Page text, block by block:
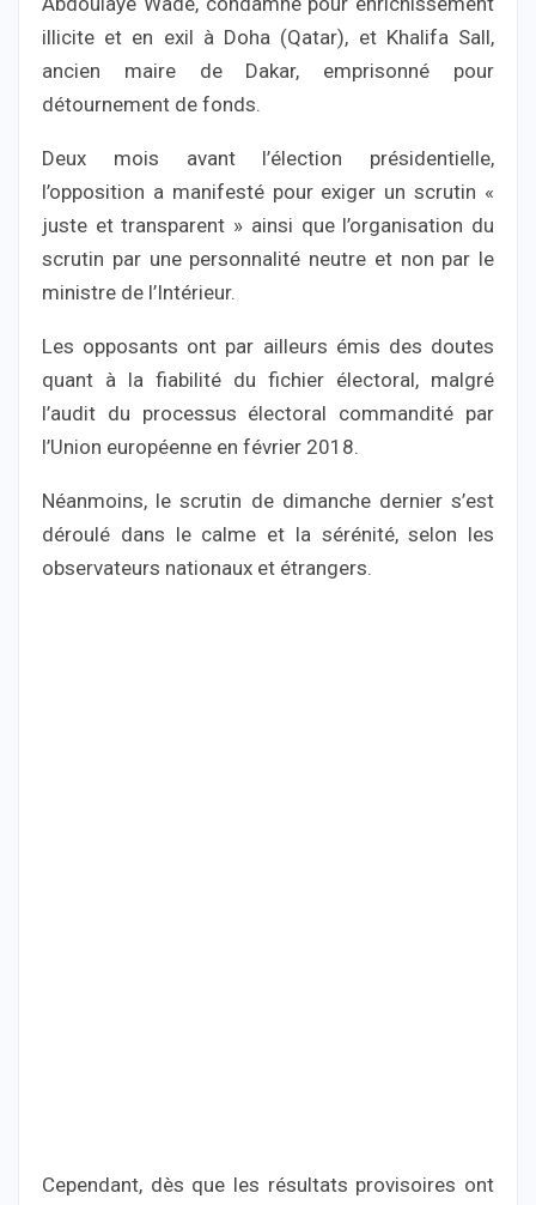
illicite et en exil à Doha (Qatar), et Khalifa Sall,
ancien maire de Dakar, emprisonné pour
détournement de fonds.
Deux mois avant l’élection présidentielle,
l’opposition a manifesté pour exiger un scrutin «
juste et transparent » ainsi que l’organisation du
scrutin par une personnalité neutre et non par le
ministre de l’Intérieur.
Les opposants ont par ailleurs émis des doutes
quant à la fiabilité du fichier électoral, malgré
l’audit du processus électoral commandité par
l’Union européenne en février 2018.
Néanmoins, le scrutin de dimanche dernier s’est
déroulé dans le calme et la sérénité, selon les
observateurs nationaux et étrangers.
Cependant, dès que les résultats provisoires ont